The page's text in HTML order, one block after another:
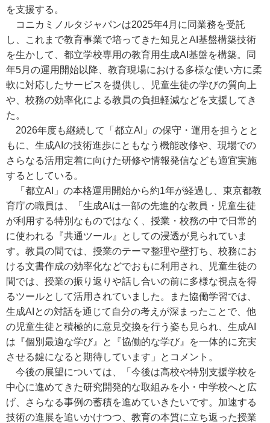
を支援する。
コニカミノルタジャパンは2025年4月に同業務を受託
し、これまで教育事業で培ってきた知見とAI基盤構築技術
を生かして、都立学校専用の教育用生成AI基盤を構築。同
年5月の運用開始以降、教育現場における多様な使い方に柔
軟に対応したサービスを提供し、児童生徒の学びの質向上
や、校務の効率化による教員の負担軽減などを支援してき
た。
2026年度も継続して「都立AI」の保守・運用を担うとと
もに、生成AIの技術進歩にともなう機能改修や、現場での
さらなる活用定着に向けた研修や情報発信なども適宜実施
するとしている。
「都立AI」の本格運用開始から約1年が経過し、東京都教
育庁の職員は、「生成AIは一部の先進的な教員・児童生徒
が利用する特別なものではなく、授業・校務の中で日常的
に使われる『共通ツール』としての浸透が見られていま
す。教員の間では、授業のテーマ整理や壁打ち、校務にお
ける文書作成の効率化などでおもに利用され、児童生徒の
間では、授業の振り返りや話し合いの前に多様な視点を得
るツールとして活用されていました。また協働学習では、
生成AIとの対話を通じて自分の考えが深まったことで、他
の児童生徒と積極的に意見交換を行う姿も見られ、生成AI
は『個別最適な学び』と『協働的な学び』を一体的に充実
させる鍵になると期待しています」とコメント。
今後の展望については、「今後は高校や特別支援学校を
中心に進めてきた研究開発的な取組みを小・中学校へと広
げ、さらなる事例の蓄積を進めていきたいです。加速する
技術の進展を追いかけつつ、教育の本質に立ち返った授業